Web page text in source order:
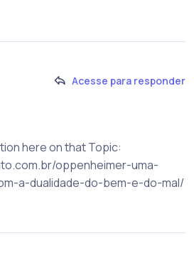
Acesse para responder
here on that Topic:
oppenheimer-uma-
a-dualidade-do-bem-e-do-mal/